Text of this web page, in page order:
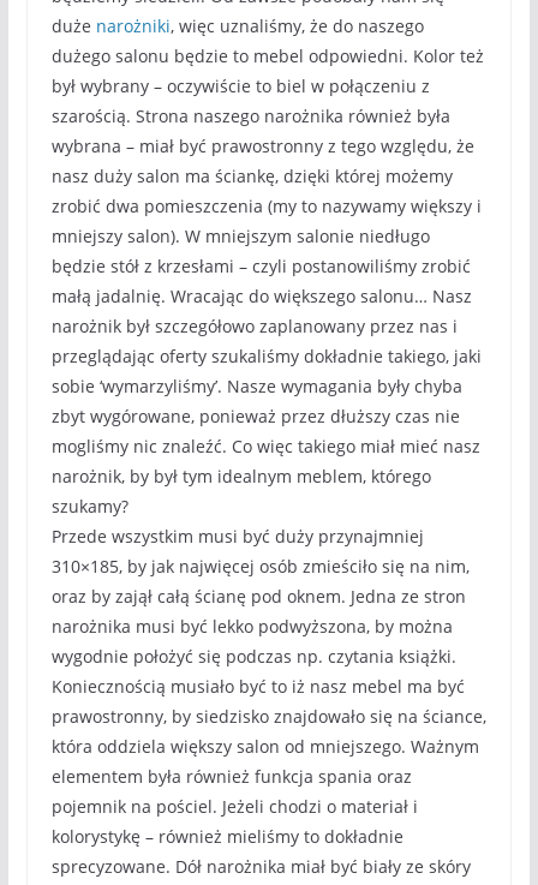
duże narożniki, więc uznaliśmy, że do naszego
dużego salonu będzie to mebel odpowiedni. Kolor też
był wybrany – oczywiście to biel w połączeniu z
szarością. Strona naszego narożnika również była
wybrana – miał być prawostronny z tego względu, że
nasz duży salon ma ściankę, dzięki której możemy
zrobić dwa pomieszczenia (my to nazywamy większy i
mniejszy salon). W mniejszym salonie niedługo
będzie stół z krzesłami – czyli postanowiliśmy zrobić
małą jadalnię. Wracając do większego salonu… Nasz
narożnik był szczegółowo zaplanowany przez nas i
przeglądając oferty szukaliśmy dokładnie takiego, jaki
sobie ‘wymarzyliśmy’. Nasze wymagania były chyba
zbyt wygórowane, ponieważ przez dłuższy czas nie
mogliśmy nic znaleźć. Co więc takiego miał mieć nasz
narożnik, by był tym idealnym meblem, którego
szukamy?
Przede wszystkim musi być duży przynajmniej
310×185, by jak najwięcej osób zmieściło się na nim,
oraz by zajął całą ścianę pod oknem. Jedna ze stron
narożnika musi być lekko podwyższona, by można
wygodnie położyć się podczas np. czytania książki.
Koniecznością musiało być to iż nasz mebel ma być
prawostronny, by siedzisko znajdowało się na ściance,
która oddziela większy salon od mniejszego. Ważnym
elementem była również funkcja spania oraz
pojemnik na pościel. Jeżeli chodzi o materiał i
kolorystykę – również mieliśmy to dokładnie
sprecyzowane. Dół narożnika miał być biały ze skóry